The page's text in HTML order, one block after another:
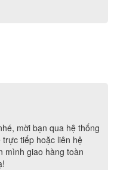
mời bạn qua hệ thống
tiếp hoặc liên hệ
mình giao hàng toàn